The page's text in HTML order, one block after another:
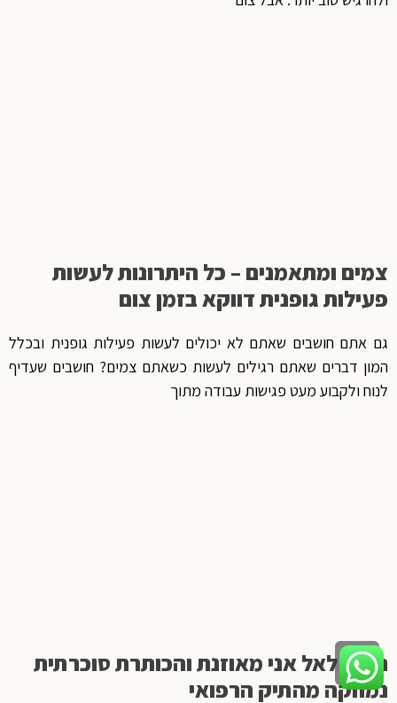
צמים ומתאמנים – כל היתרונות לעשות
פעילות גופנית דווקא בזמן צום
גם אתם חושבים שאתם לא יכולים לעשות פעילות גופנית ובכלל
המון דברים שאתם רגילים לעשות כשאתם צמים? חושבים שעדיף
לנוח ולקבוע מעט פגישות עבודה מתוך
תודה לאל אני מאוזנת והכותרת סוכרתית
נמחקה מהתיק הרפואי
גלילה
לראש
העמוד